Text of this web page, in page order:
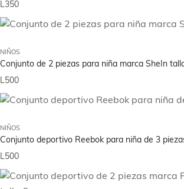
L350
NIÑOS
Conjunto de 2 piezas para niña marca SheIn
L500
NIÑOS
Conjunto deportivo Reebok para niña de 3
L500